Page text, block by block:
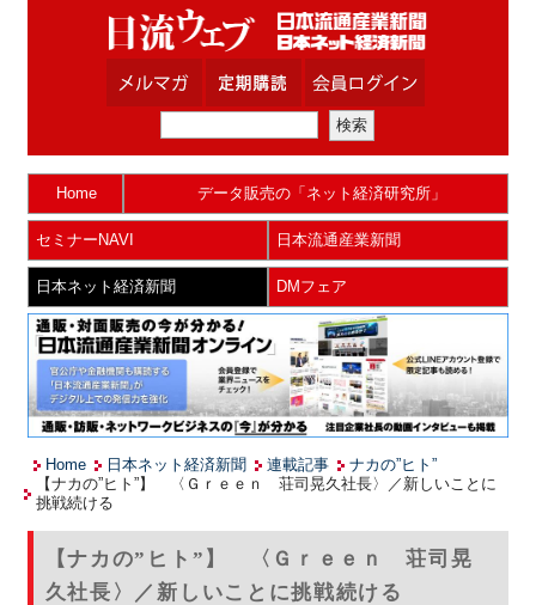
Home データ販売の「ネット経済研究所」
セミナーNAVI 日本流通産業新聞
日本ネット経済新聞 DMフェア
Home 日本ネット経済新聞 連載記事
ナカの”ヒト”
【ナカの”ヒト”】 〈Ｇｒｅｅｎ 荘司晃久社長〉／新しいことに
挑戦続ける
【ナカの”ヒト”】 〈Ｇｒｅｅｎ 荘司晃
久社長〉／新しいことに挑戦続ける